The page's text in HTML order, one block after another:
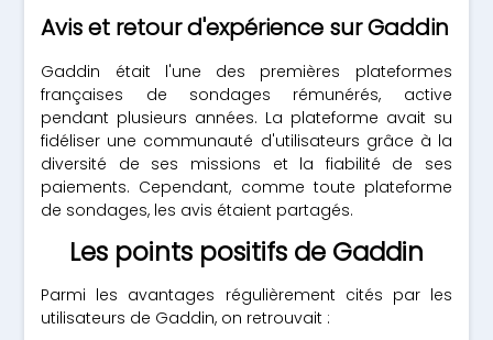
Avis et retour d'expérience sur Gaddin
Gaddin était l'une des premières plateformes
françaises de sondages rémunérés, active
pendant plusieurs années. La plateforme avait su
fidéliser une communauté d'utilisateurs grâce à la
diversité de ses missions et la fiabilité de ses
paiements. Cependant, comme toute plateforme
de sondages, les avis étaient partagés.
Les points positifs de Gaddin
Parmi les avantages régulièrement cités par les
utilisateurs de Gaddin, on retrouvait :